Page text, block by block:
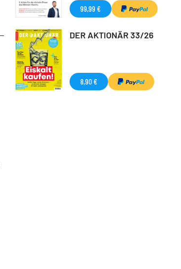
99,99 €
DER AKTIONÄR 33/26
8,90 €